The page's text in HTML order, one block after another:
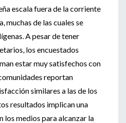
escala fuera de la corriente
muchas de las cuales se
A pesar de tener
los encuestados
estar muy satisfechos con
reportan
similares a las de los
resultados implican una
los medios para alcanzar la